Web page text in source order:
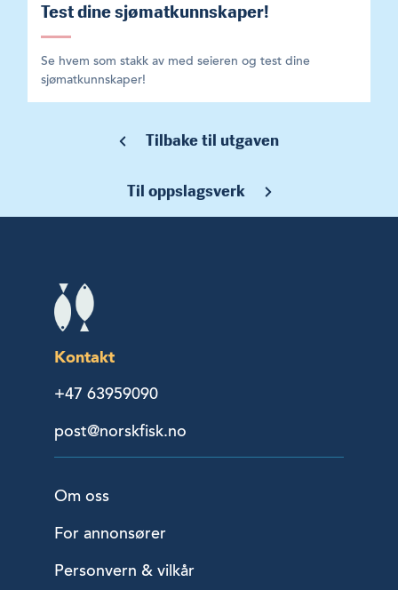
Test dine sjømatkunnskaper!
Se hvem som stakk av med seieren og test dine
sjømatkunnskaper!
Tilbake til utgaven
Til oppslagsverk
Kontakt
+47 63959090
post@norskfisk.no
Om oss
For annonsører
Personvern & vilkår